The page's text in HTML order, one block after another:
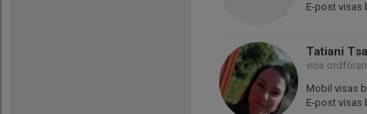
E-post visas
Tatiani
vice
Mobil visas
E-post visas